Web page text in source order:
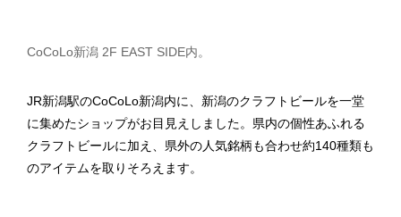
CoCoLo新潟 2F EAST SIDE内。
JR新潟駅のCoCoLo新潟内に、新潟のクラフトビールを一堂
に集めたショップがお目見えしました。県内の個性あふれる
クラフトビールに加え、県外の人気銘柄も合わせ約140種類も
のアイテムを取りそろえます。